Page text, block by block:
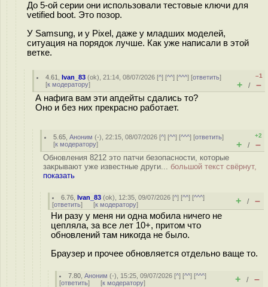
До 5-ой серии они использовали тестовые ключи для
vetified boot. Это позор.
У Samsung, и у Pixel, даже у младших моделей,
ситуация на порядок лучше. Как уже написали в этой
ветке.
4.61 ,Ivan_83 (ok), 21:14, 08/07/2026 [^] [^^] [^^^] [ответить]
[к модератору]
–1
+ / –
А нафига вам эти апдейты сдались то?
Оно и без них прекрасно работает.
5.65 ,Аноним (-), 22:15, 08/07/2026 [^] [^^] [^^^] [ответить]
[к модератору]
+2
+ / –
Обновления 8212 это патчи безопасности, которые
закрывают уже известные други... большой текст свёрнут,
показать
6.76 ,Ivan_83 (ok), 12:35, 09/07/2026 [^] [^^] [^^^]
[ответить] [к модератору] + / –
Ни разу у меня ни одна мобила ничего не
цепляла, за все лет 10+, притом что
обновлений там никогда не было.
Браузер и прочее обновляется отдельно ваще то.
7.80 ,Аноним (-), 15:25, 09/07/2026 [^] [^^] [^^^]
[ответить] [к модератору] + / –